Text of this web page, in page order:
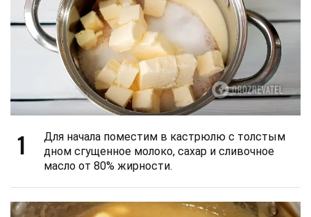
1
Для начала поместим в кастрюлю с толстым
дном сгущенное молоко, сахар и сливочное
масло от 80% жирности.